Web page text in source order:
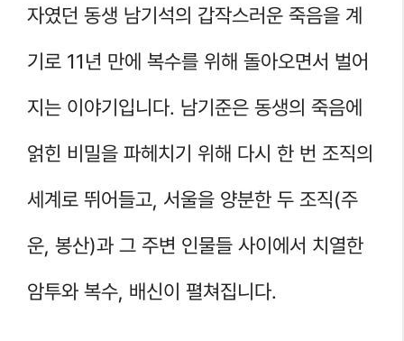
자였던 동생 남기석의 갑작스러운 죽음을 계
기로 11년 만에 복수를 위해 돌아오면서 벌어
지는 이야기입니다. 남기준은 동생의 죽음에
얽힌 비밀을 파헤치기 위해 다시 한 번 조직의
세계로 뛰어들고, 서울을 양분한 두 조직(주
운, 봉산)과 그 주변 인물들 사이에서 치열한
암투와 복수, 배신이 펼쳐집니다.